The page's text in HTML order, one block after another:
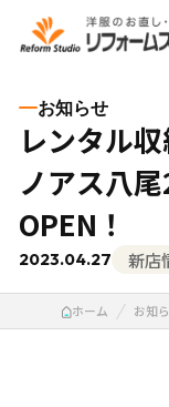
お知らせ
レンタル
ノアス八
OPEN！
2023.04.27 新店
ホーム お知